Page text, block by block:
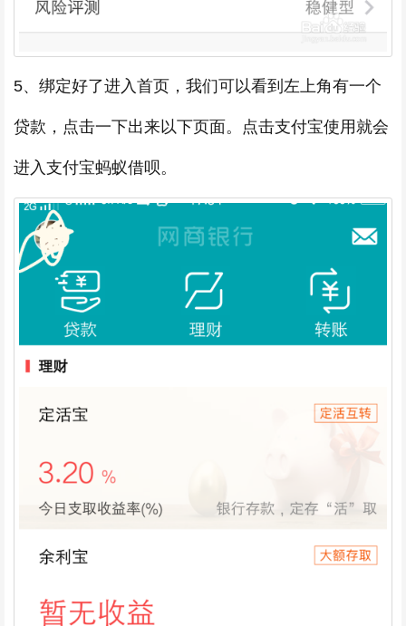
5、绑定好了进入首页，我们可以看到左上角有一个
贷款，点击一下出来以下页面。点击支付宝使用就会
进入支付宝蚂蚁借呗。